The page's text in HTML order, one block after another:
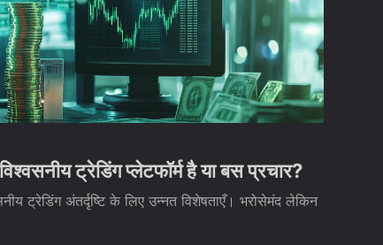
ट्रेडिंग प्लेटफॉर्म है या बस प्रचार?
ट्रेडिंग अंतर्दृष्टि के लिए उन्नत विशेषताएँ। भरोसेमंद लेकिन